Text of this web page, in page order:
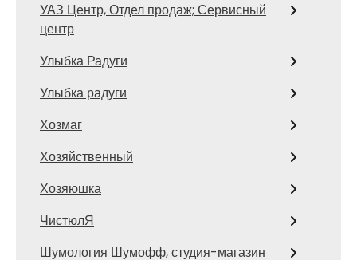
УАЗ Центр, Отдел продаж; Сервисный
центр
Улыбка Радуги
Улыбка радуги
Хозмаг
Хозяйственный
Хозяюшка
ЧистюлЯ
Шумология Шумофф, студия-магазин